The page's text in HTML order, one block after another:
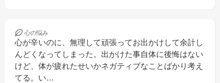
心の悩み
心が辛いのに、無理して頑張ってお出かけして余計し
んどくなってしまった。出かけた事自体に後悔はない
けど、体が疲れたせいかネガティブなことばかり考え
てる。い…